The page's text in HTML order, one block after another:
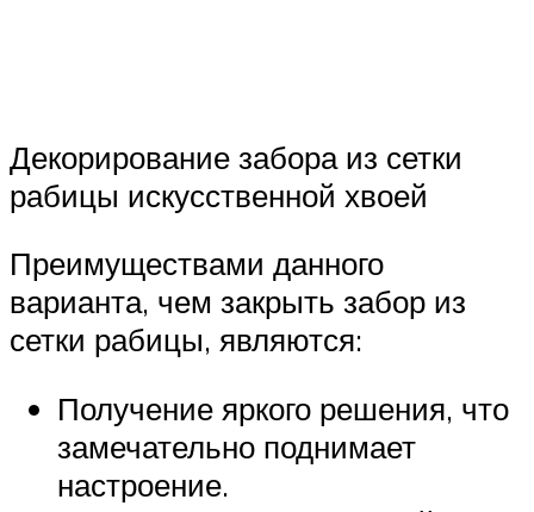
Декорирование забора из сетки
рабицы искусственной хвоей
Преимуществами данного
варианта, чем закрыть забор из
сетки рабицы, являются:
Получение яркого решения, что
замечательно поднимает
настроение.